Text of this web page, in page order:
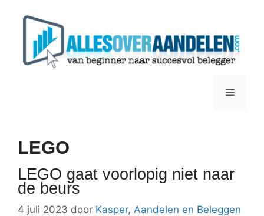
Menu
LEGO
LEGO gaat voorlopig niet naar
de beurs
4 juli 2023 door Kasper, Aandelen en Beleggen